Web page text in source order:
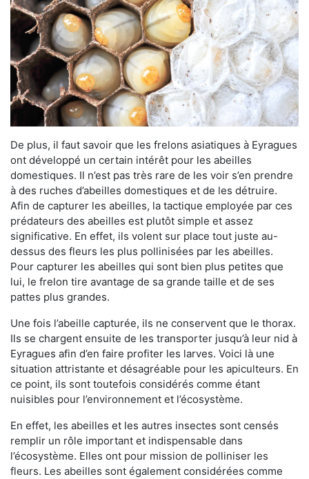
De plus, il faut savoir que les frelons asiatiques à Eyragues
ont développé un certain intérêt pour les abeilles
domestiques. Il n’est pas très rare de les voir s’en prendre
à des ruches d’abeilles domestiques et de les détruire.
Afin de capturer les abeilles, la tactique employée par ces
prédateurs des abeilles est plutôt simple et assez
significative. En effet, ils volent sur place tout juste au-
dessus des fleurs les plus pollinisées par les abeilles.
Pour capturer les abeilles qui sont bien plus petites que
lui, le frelon tire avantage de sa grande taille et de ses
pattes plus grandes.
Une fois l’abeille capturée, ils ne conservent que le thorax.
Ils se chargent ensuite de les transporter jusqu’à leur nid à
Eyragues afin d’en faire profiter les larves. Voici là une
situation attristante et désagréable pour les apiculteurs. En
ce point, ils sont toutefois considérés comme étant
nuisibles pour l’environnement et l’écosystème.
En effet, les abeilles et les autres insectes sont censés
remplir un rôle important et indispensable dans
l’écosystème. Elles ont pour mission de polliniser les
fleurs. Les abeilles sont également considérées comme